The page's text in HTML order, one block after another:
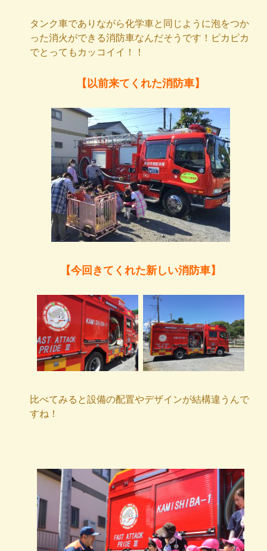
タンク車でありながら化学車と同じように泡をつか
った消火ができる消防車なんだそうです！ピカピカ
でとってもカッコイイ！！
【以前来てくれた消防車】
【今回きてくれた新しい消防車】
比べてみると設備の配置やデザインが結構違うんで
すね！